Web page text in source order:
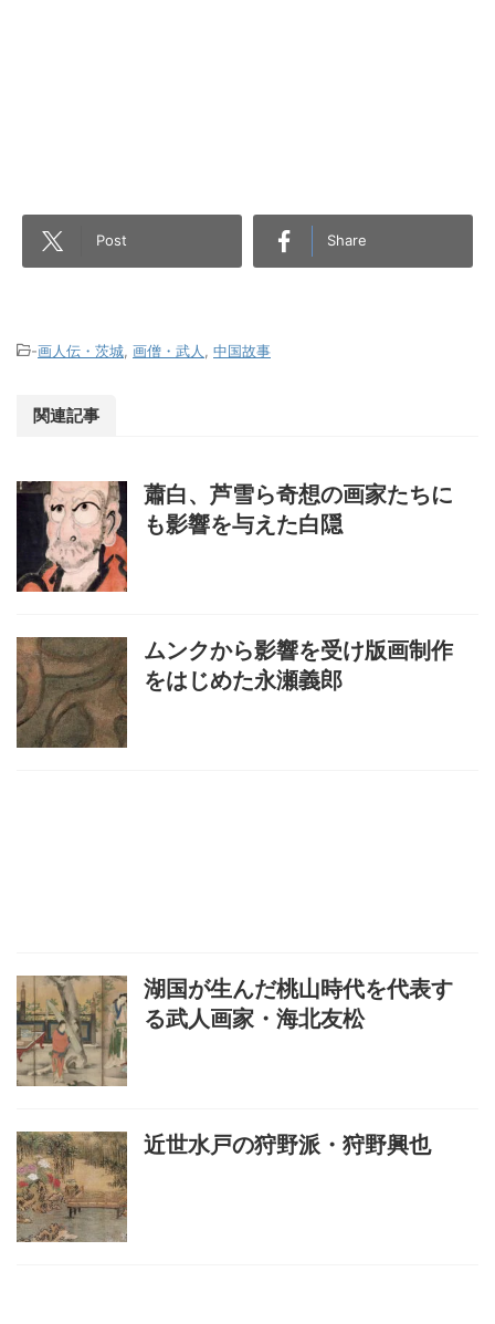
Post Share
-画人伝・茨城, 画僧・武人, 中国故事
関連記事
蕭白、芦雪ら奇想の画家たちに
も影響を与えた白隠
ムンクから影響を受け版画制作
をはじめた永瀬義郎
湖国が生んだ桃山時代を代表す
る武人画家・海北友松
近世水戸の狩野派・狩野興也